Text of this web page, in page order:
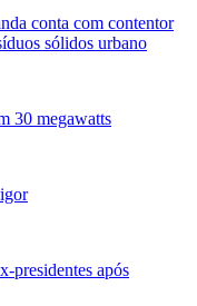
conta com contentor
sólidos urbano
30 megawatts
presidentes após